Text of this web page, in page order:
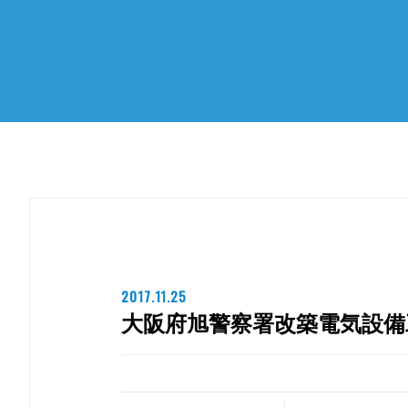
2017.11.25
大阪府旭警察署改築電気設